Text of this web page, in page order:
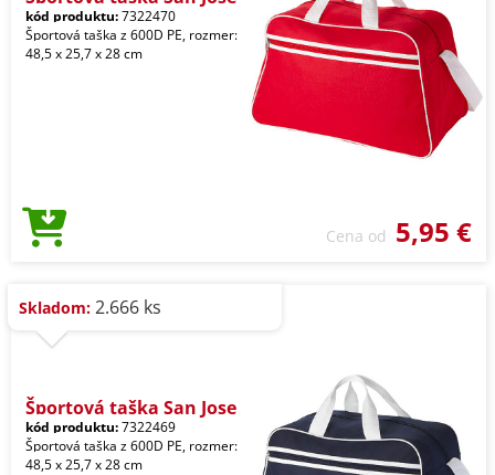
kód produktu:7322470
Športová taška z 600D PE, rozmer:
48,5 x 25,7 x 28 cm
Cena od 5,95 €
Skladom: 2.666 ks
Športová taška San Jose
kód produktu:7322469
Športová taška z 600D PE, rozmer:
48,5 x 25,7 x 28 cm